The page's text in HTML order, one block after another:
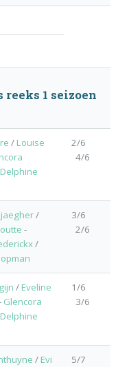
1 seizoen
/ Louise
Delphine
2/6
4/6
/
-
/
3/6
2/6
/ Eveline
Glencora
Delphine
1/6
3/6
/ Evi
5/7